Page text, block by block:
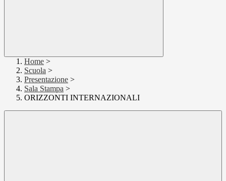
Home >
Scuola >
Presentazione >
Sala Stampa >
ORIZZONTI INTERNAZIONALI